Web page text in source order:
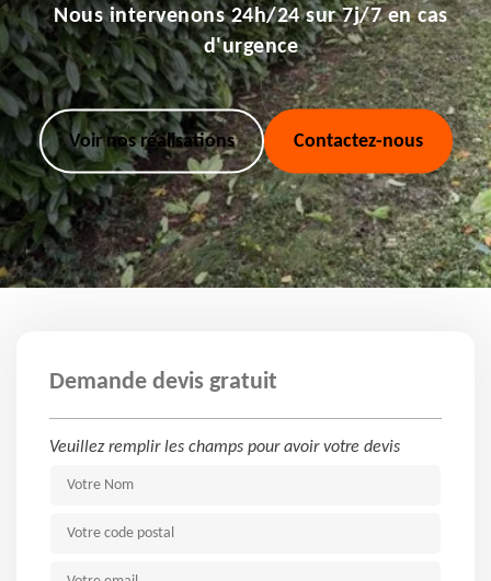
Nous intervenons 24h/24 sur 7j/7 en cas
d'urgence
Voir nos réalisations Contactez-nous
Demande devis gratuit
Veuillez remplir les champs pour avoir votre devis